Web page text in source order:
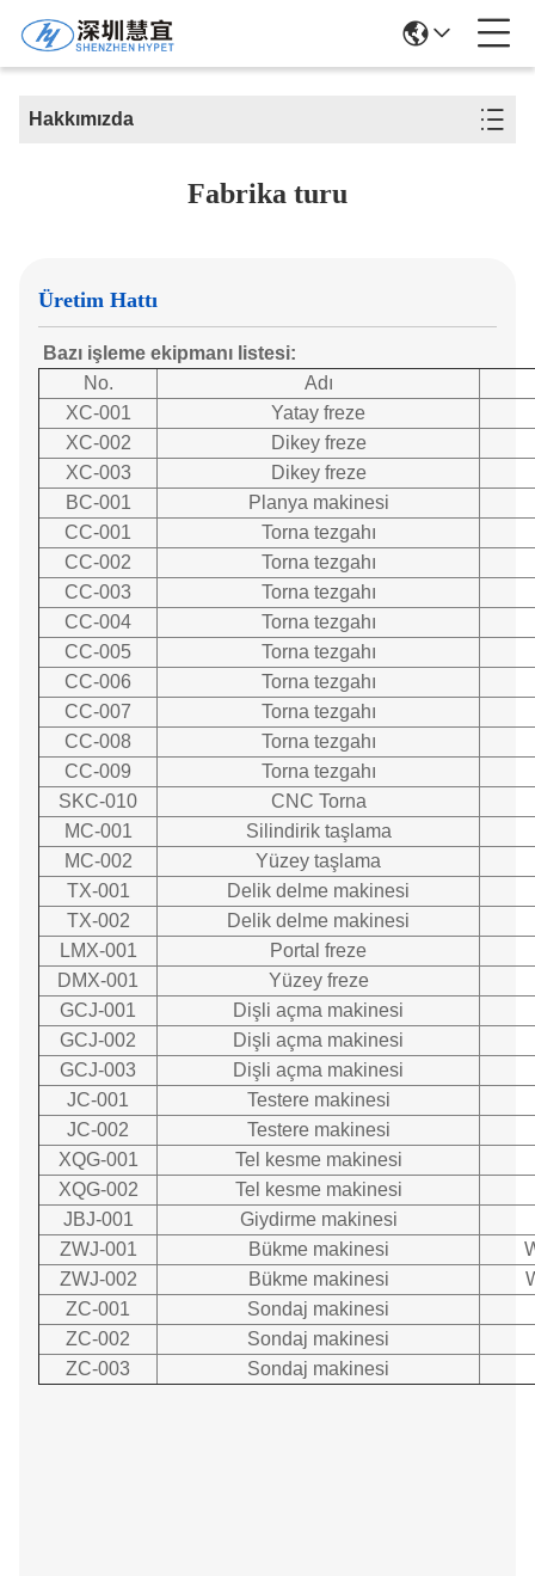
Hakkımızda
Fabrika turu
Üretim Hattı
Bazı işleme ekipmanı listesi:
No.
Adı
XC-001
Yatay freze
XC-002
Dikey freze
XC-003
Dikey freze
BC-001
Planya makinesi
CC-001
Torna tezgahı
CC-002
Torna tezgahı
CC-003
Torna tezgahı
CC-004
Torna tezgahı
CC-005
Torna tezgahı
CC-006
Torna tezgahı
CC-007
Torna tezgahı
CC-008
Torna tezgahı
CC-009
Torna tezgahı
SKC-010
CNC Torna
MC-001
Silindirik taşlama
MC-002
Yüzey taşlama
TX-001
Delik delme makinesi
TX-002
Delik delme makinesi
LMX-001
Portal freze
DMX-001
Yüzey freze
GCJ-001
Dişli açma makinesi
GCJ-002
Dişli açma makinesi
GCJ-003
Dişli açma makinesi
JC-001
Testere makinesi
JC-002
Testere makinesi
XQG-001
Tel kesme makinesi
XQG-002
Tel kesme makinesi
JBJ-001
Giydirme makinesi
ZWJ-001
Bükme makinesi
ZWJ-002
Bükme makinesi
ZC-001
Sondaj makinesi
ZC-002
Sondaj makinesi
ZC-003
Sondaj makinesi